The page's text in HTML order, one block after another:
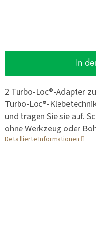
In
2 Turbo-Loc®-Adapter
Turbo-Loc®-
und tragen Sie sie auf.
ohne Werkzeug oder
Detaillierte Informationen